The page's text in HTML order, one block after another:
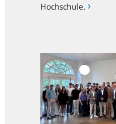
Hochschule.
die
Unabhängigkeit
von
Zentralbanken